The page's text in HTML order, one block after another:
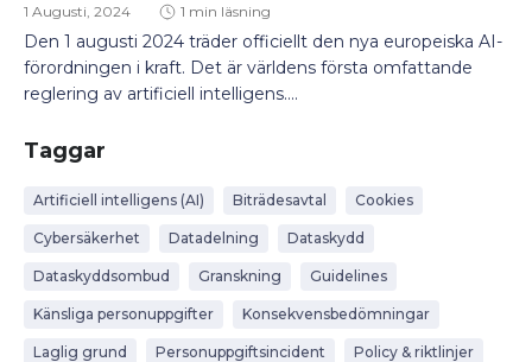
1 Augusti, 2024 1 min läsning
Den 1 augusti 2024 träder officiellt den nya europeiska AI-
förordningen i kraft. Det är världens första omfattande
reglering av artificiell intelligens....
Taggar
Artificiell intelligens (AI) Biträdesavtal Cookies
Cybersäkerhet Datadelning Dataskydd
Dataskyddsombud Granskning Guidelines
Känsliga personuppgifter Konsekvensbedömningar
Laglig grund Personuppgiftsincident Policy & riktlinjer